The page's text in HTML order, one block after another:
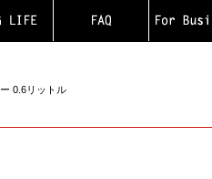
0.6リットル